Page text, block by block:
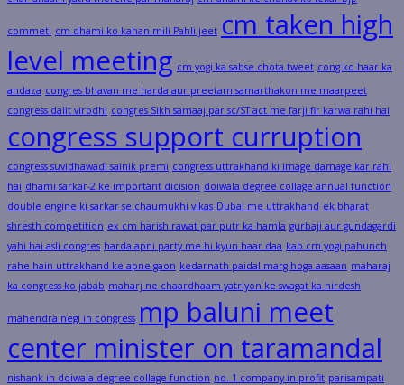
commeti cm dhami ko kahan mili Pahli jeet cm taken high
level meeting cm yogi ka sabse chota tweet cong ko haar ka
andaza congres bhavan me harda aur preetam samarthakon me maarpeet
congress dalit virodhi congres Sikh samaaj par sc/ST act me farji fir karwa rahi hai
congress support curruption
congress suvidhawadi sainik premi congress uttrakhand ki image damage kar rahi
hai dhami sarkar-2 ke important dicision doiwala degree collage annual function
double engine ki sarkar se chaumukhi vikas Dubai me uttrakhand ek bharat
shresth competition ex cm harish rawat par putr ka hamla gurbaji aur gundagardi
yahi hai asli congres harda apni party me hi kyun haar daa kab cm yogi pahunch
rahe hain uttrakhand ke apne gaon kedarnath paidal marg hoga aasaan maharaj
ka congress ko jabab maharj ne chaardhaam yatriyon ke swagat ka nirdesh
mahendra negi in congress mp baluni meet
center minister on taramandal
nishank in doiwala degree collage function no. 1 company in profit parisampati